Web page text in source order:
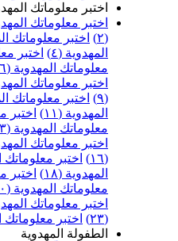
معلوماتك المهدوية
معلوماتك المهدوية (١)
اختبر
اختبر معلوماتك المهدوية (٣)
اختبر معلوماتك
المهدوية (٦)
اختبر
معلوماتك المهدوية (٨)
اختبر
اختبر معلوماتك المهدوية (١٠)
اختبر معلوماتك
المهدوية (١٣)
اختبر
معلوماتك المهدوية (١٥)
اختبر معلوماتك المهدوية (١٧)
اختبر معلوماتك
المهدوية (٢٠)
اختبر
معلوماتك المهدوية (٢٢)
اختبر معلوماتك المهدوية (٢٤)
المهدوية